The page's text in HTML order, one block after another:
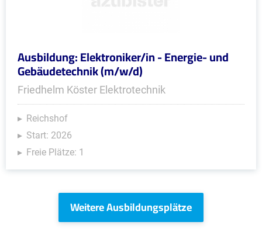
Ausbildung: Elektroniker/in - Energie- und
Gebäudetechnik (m/w/d)
Friedhelm Köster Elektrotechnik
Reichshof
Start: 2026
Freie Plätze: 1
Weitere Ausbildungsplätze